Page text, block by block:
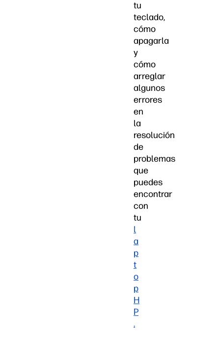
tu
teclado,
cómo
apagarla
y
cómo
arreglar
algunos
errores
en
la
resolución
de
problemas
que
puedes
encontrar
con
tu
l
a
p
t
o
p
H
P
.